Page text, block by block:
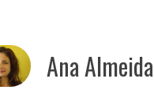
Ana Almeida